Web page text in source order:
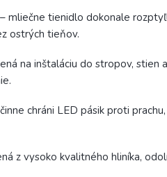
– mliečne tienidlo dokonale
ostrých tieňov.
na inštaláciu do stropov, stien
chráni LED pásik proti
z vysoko kvalitného hliníka,